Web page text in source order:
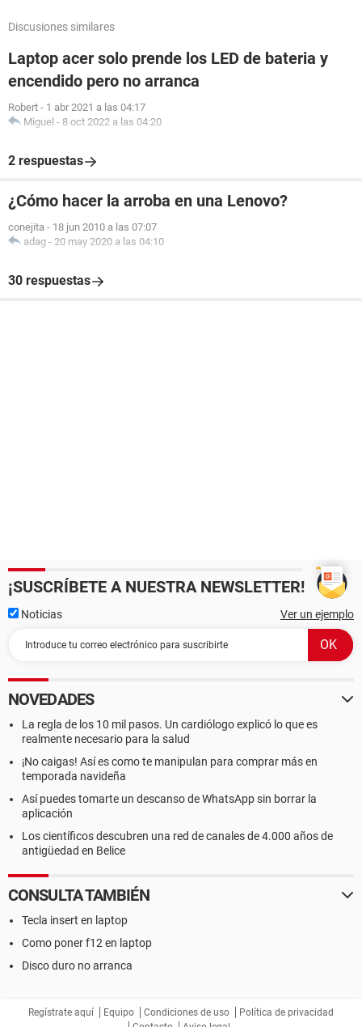
Discusiones similares
Laptop acer solo prende los LED de bateria y
encendido pero no arranca
Robert - 1 abr 2021 a las 04:17
Miguel - 8 oct 2022 a las 04:20
2 respuestas
¿Cómo hacer la arroba en una Lenovo?
conejita - 18 jun 2010 a las 07:07
adag - 20 may 2020 a las 04:10
30 respuestas
¡SUSCRÍBETE A NUESTRA NEWSLETTER!
Noticias Ver un ejemplo
NOVEDADES
La regla de los 10 mil pasos. Un cardiólogo explicó lo que es
realmente necesario para la salud
¡No caigas! Así es como te manipulan para comprar más en
temporada navideña
Así puedes tomarte un descanso de WhatsApp sin borrar la
aplicación
Los científicos descubren una red de canales de 4.000 años de
antigüedad en Belice
CONSULTA TAMBIÉN
Tecla insert en laptop
Como poner f12 en laptop
Disco duro no arranca
Regístrate aquí Equipo Condiciones de uso
Política de privacidad